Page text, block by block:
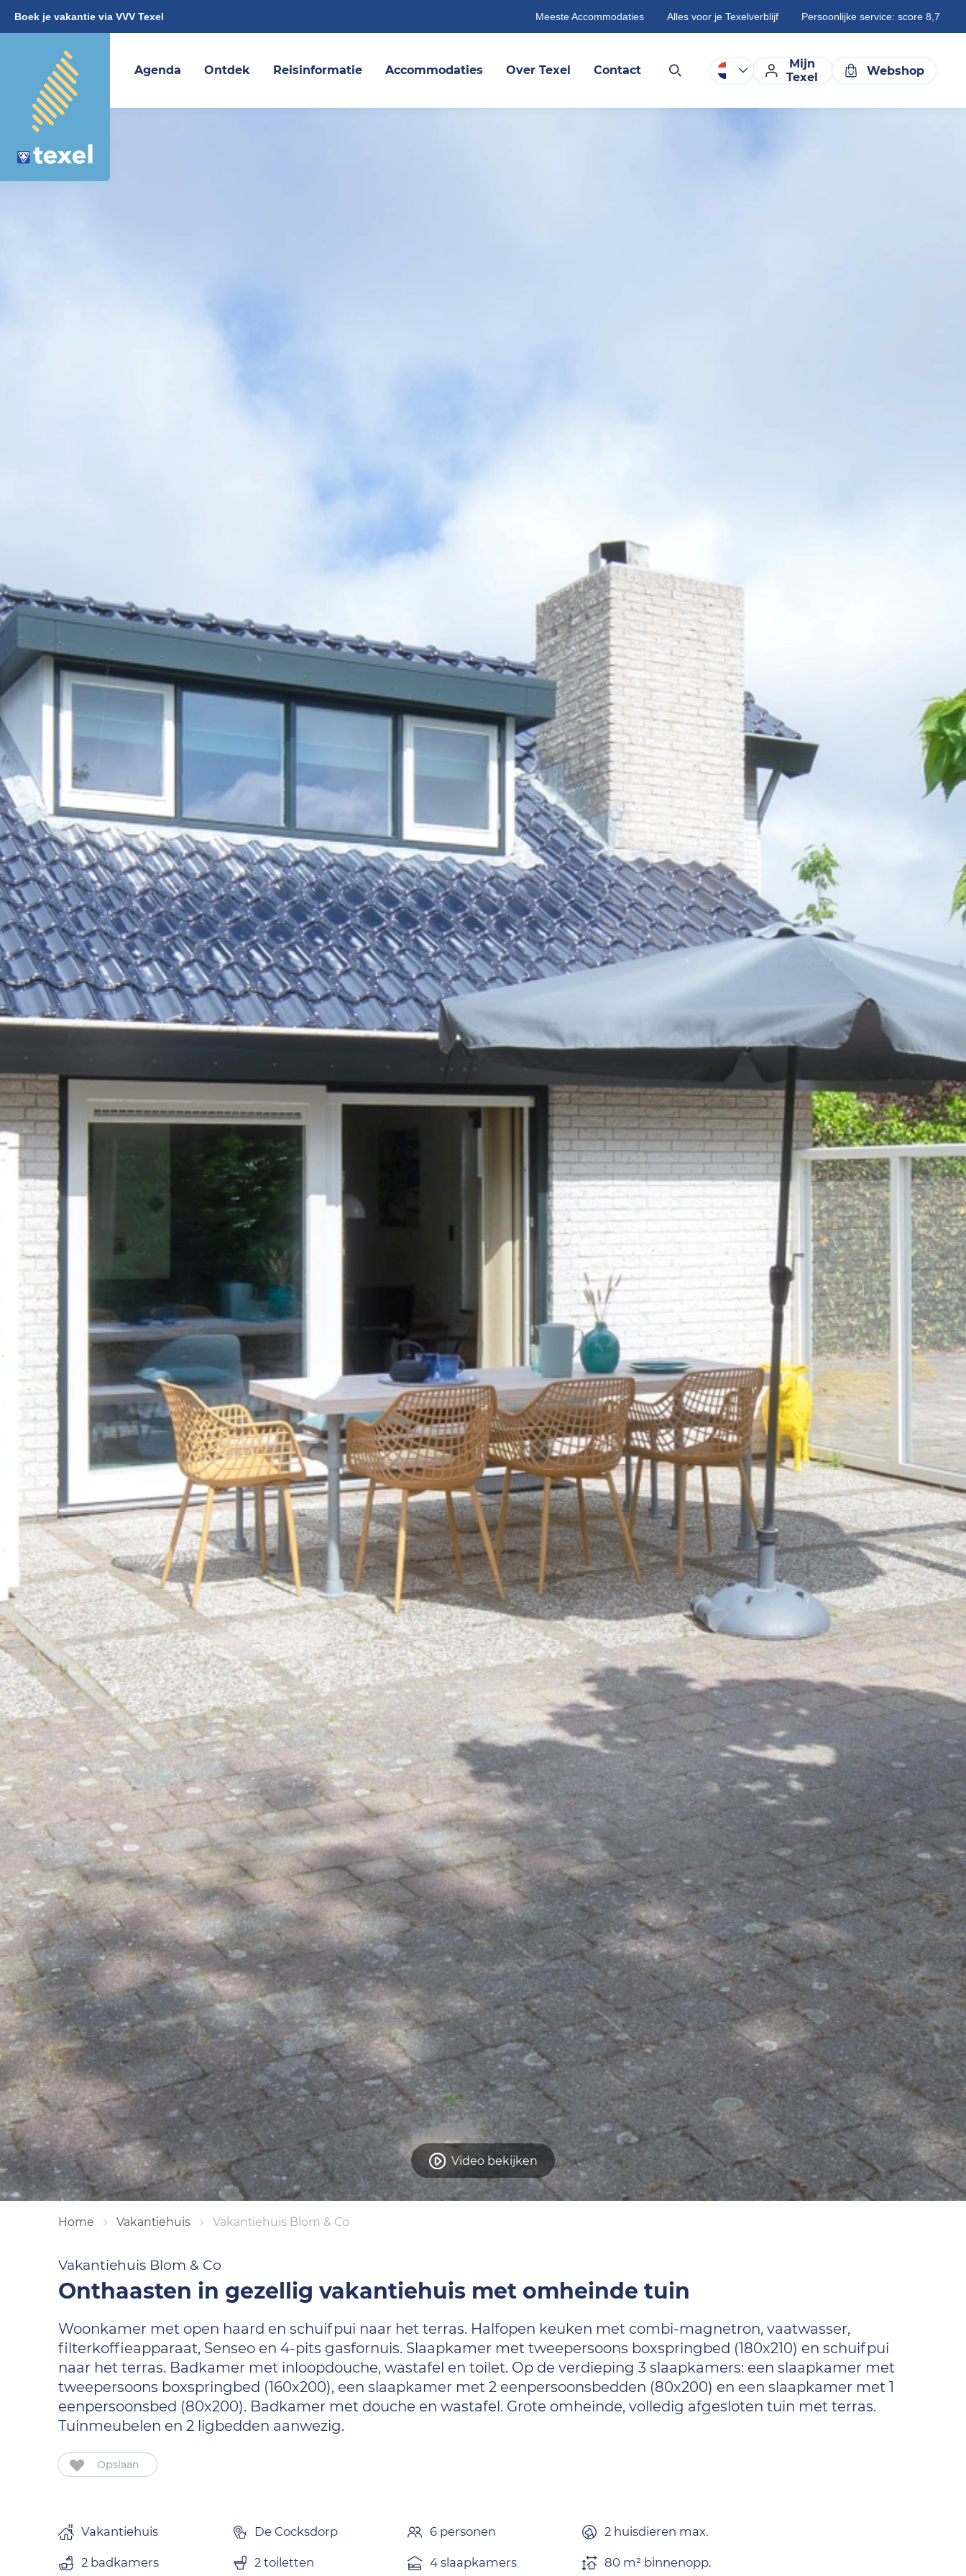
Boek je vakantie via VVV Texel Meeste Accommodaties Alles voor je Texelverblijf Persoonlijke service: score 8,7
Agenda Ontdek Reisinformatie Accommodaties Over Texel Contact
Mijn
Texel
Webshop
Video bekijken
Home Vakantiehuis Vakantiehuis Blom & Co
Vakantiehuis Blom & Co
Onthaasten in gezellig vakantiehuis met omheinde tuin
Woonkamer met open haard en schuifpui naar het terras. Halfopen keuken met combi-magnetron, vaatwasser,
filterkoffieapparaat, Senseo en 4-pits gasfornuis. Slaapkamer met tweepersoons boxspringbed (180x210) en schuifpui
naar het terras. Badkamer met inloopdouche, wastafel en toilet. Op de verdieping 3 slaapkamers: een slaapkamer met
tweepersoons boxspringbed (160x200), een slaapkamer met 2 eenpersoonsbedden (80x200) en een slaapkamer met 1
eenpersoonsbed (80x200). Badkamer met douche en wastafel. Grote omheinde, volledig afgesloten tuin met terras.
Tuinmeubelen en 2 ligbedden aanwezig.
Opslaan
Vakantiehuis De Cocksdorp 6 personen 2 huisdieren max.
2 badkamers 2 toiletten 4 slaapkamers 80 m² binnenopp.